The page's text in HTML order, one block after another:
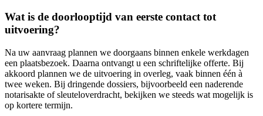
Wat is de doorlooptijd van eerste contact tot
uitvoering?
Na uw aanvraag plannen we doorgaans binnen enkele werkdagen
een plaatsbezoek. Daarna ontvangt u een schriftelijke offerte. Bij
akkoord plannen we de uitvoering in overleg, vaak binnen één à
twee weken. Bij dringende dossiers, bijvoorbeeld een naderende
notarisakte of sleuteloverdracht, bekijken we steeds wat mogelijk is
op kortere termijn.